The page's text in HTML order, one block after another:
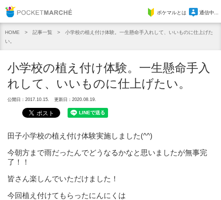
Pocket Marcheポケマルとは 通信中...
HOME 記事一覧
小学校の植え付け体験。一生懸命手入れして、いいものに仕上げた
い。
小学校の植え付け体験。一生懸命手入
れして、いいものに仕上げたい。
公開日：2017.10.15. 更新日：2020.08.19.
田子小学校の植え付け体験実施しました(^^)
今朝方まで雨だったんでどうなるかなと思いましたが無事完
了！！
皆さん楽しんでいただけました！
今回植え付けてもらったにんにくは